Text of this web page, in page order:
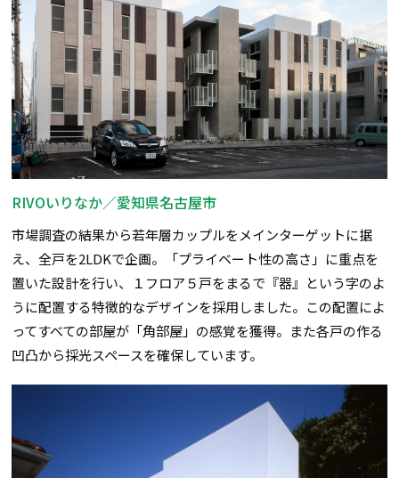
RIVOいりなか／愛知県名古屋市
市場調査の結果から若年層カップルをメインターゲットに据
え、全戸を2LDKで企画。「プライベート性の高さ」に重点を
置いた設計を行い、１フロア５戸をまるで『器』という字のよ
うに配置する特徴的なデザインを採用しました。この配置によ
ってすべての部屋が「角部屋」の感覚を獲得。また各戸の作る
凹凸から採光スペースを確保しています。